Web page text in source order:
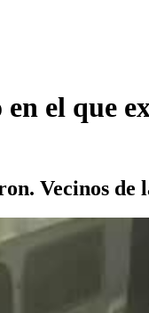
el que
Vecinos de